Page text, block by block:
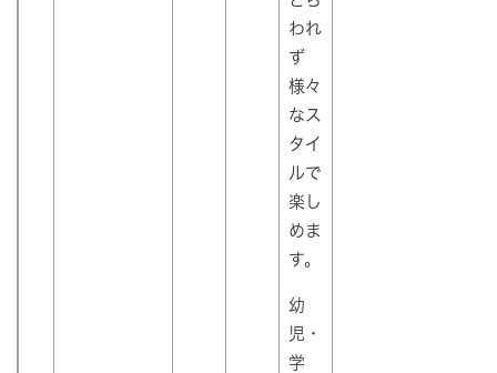
われ
ず
様々
なス
タイ
ルで
楽し
めま
す。
幼
児・
学